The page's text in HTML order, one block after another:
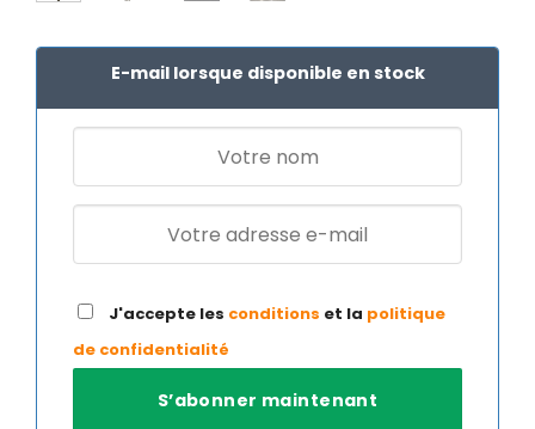
E-mail lorsque disponible en stock
J'accepte les conditions et la politique
de confidentialité